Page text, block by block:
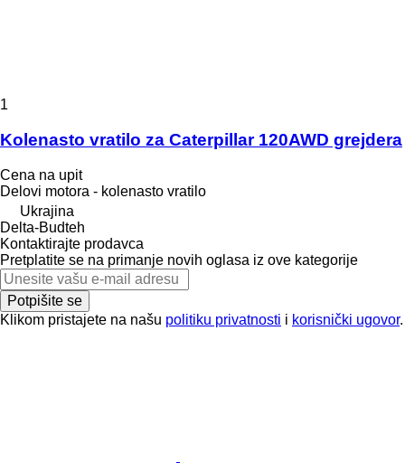
1
Kolenasto vratilo za Caterpillar 120AWD grejdera
Cena na upit
Delovi motora - kolenasto vratilo
Ukrajina
Delta-Budteh
Kontaktirajte prodavca
Pretplatite se na primanje novih oglasa iz ove kategorije
Potpišite se
Klikom pristajete na našu politiku privatnosti i korisnički ugovor.